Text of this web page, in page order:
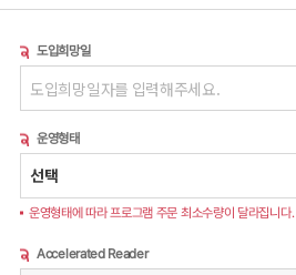
도입희망일
운영형태
운영형태에 따라 프로그램 주문 최소수량이 달라집니다.
Accelerated Reader